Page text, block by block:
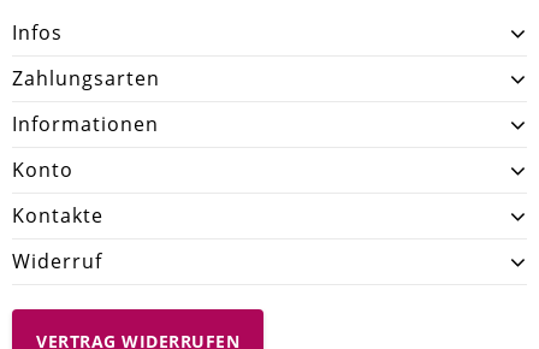
Infos
Zahlungsarten
Informationen
Konto
Kontakte
Widerruf
VERTRAG WIDERRUFEN